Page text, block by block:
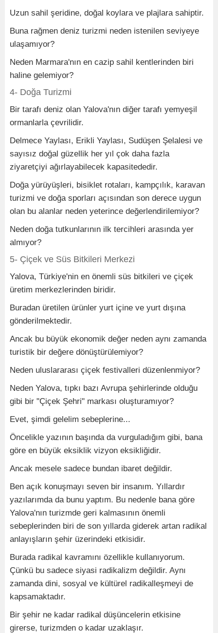
Uzun sahil şeridine, doğal koylara ve plajlara sahiptir.
Buna rağmen deniz turizmi neden istenilen seviyeye
ulaşamıyor?
Neden Marmara'nın en cazip sahil kentlerinden biri
haline gelemiyor?
4- Doğa Turizmi
Bir tarafı deniz olan Yalova'nın diğer tarafı yemyeşil
ormanlarla çevrilidir.
Delmece Yaylası, Erikli Yaylası, Sudüşen Şelalesi ve
sayısız doğal güzellik her yıl çok daha fazla
ziyaretçiyi ağırlayabilecek kapasitededir.
Doğa yürüyüşleri, bisiklet rotaları, kampçılık, karavan
turizmi ve doğa sporları açısından son derece uygun
olan bu alanlar neden yeterince değerlendirilemiyor?
Neden doğa tutkunlarının ilk tercihleri arasında yer
almıyor?
5- Çiçek ve Süs Bitkileri Merkezi
Yalova, Türkiye'nin en önemli süs bitkileri ve çiçek
üretim merkezlerinden biridir.
Buradan üretilen ürünler yurt içine ve yurt dışına
gönderilmektedir.
Ancak bu büyük ekonomik değer neden aynı zamanda
turistik bir değere dönüştürülemiyor?
Neden uluslararası çiçek festivalleri düzenlenmiyor?
Neden Yalova, tıpkı bazı Avrupa şehirlerinde olduğu
gibi bir "Çiçek Şehri" markası oluşturamıyor?
Evet, şimdi gelelim sebeplerine...
Öncelikle yazının başında da vurguladığım gibi, bana
göre en büyük eksiklik vizyon eksikliğidir.
Ancak mesele sadece bundan ibaret değildir.
Ben açık konuşmayı seven bir insanım. Yıllardır
yazılarımda da bunu yaptım. Bu nedenle bana göre
Yalova'nın turizmde geri kalmasının önemli
sebeplerinden biri de son yıllarda giderek artan radikal
anlayışların şehir üzerindeki etkisidir.
Burada radikal kavramını özellikle kullanıyorum.
Çünkü bu sadece siyasi radikalizm değildir. Aynı
zamanda dini, sosyal ve kültürel radikalleşmeyi de
kapsamaktadır.
Bir şehir ne kadar radikal düşüncelerin etkisine
girerse, turizmden o kadar uzaklaşır.